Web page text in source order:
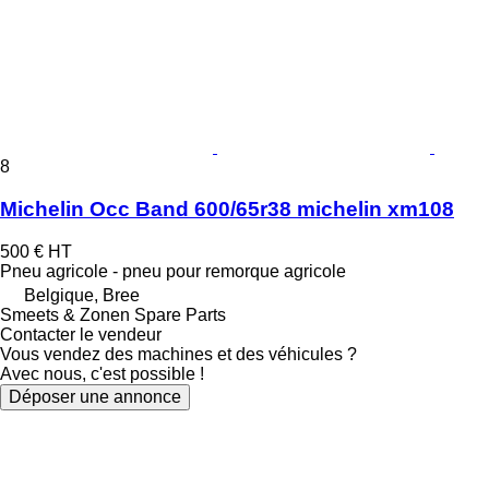
8
Michelin Occ Band 600/65r38 michelin xm108
500 € HT
Pneu agricole - pneu pour remorque agricole
Belgique, Bree
Smeets & Zonen Spare Parts
Contacter le vendeur
Vous vendez des machines et des véhicules ?
Avec nous, c'est possible !
Déposer une annonce